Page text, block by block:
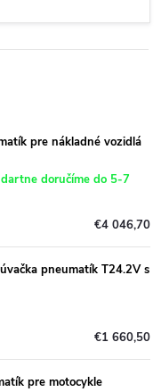
pre nákladné vozidlá
doručíme do 5-7
€4 046,70
pneumatík T24.2V s
€1 660,50
pre motocykle